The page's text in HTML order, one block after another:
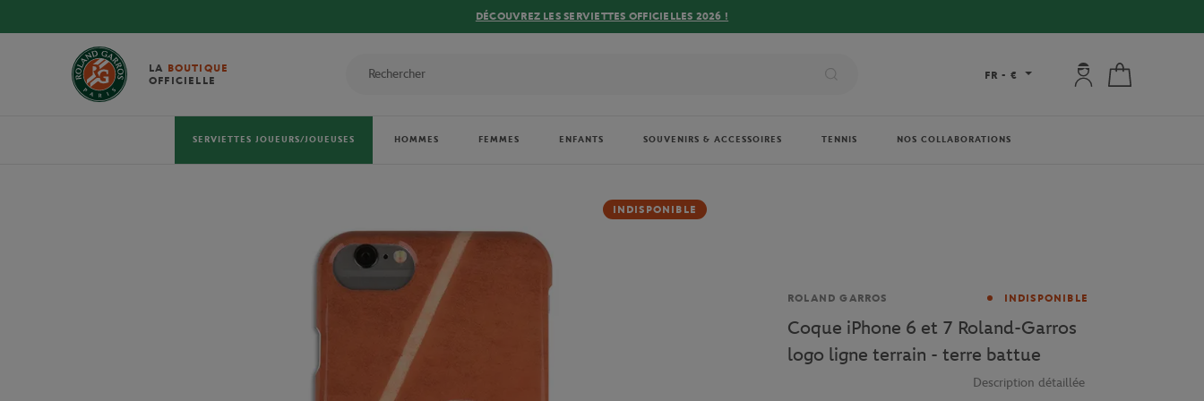
DÉCOUVREZ LES SERVIETTES OFFICIELLES 2026 !
LA BOUTIQUE
OFFICIELLE
FR - € Mon compte : se
SERVIETTES JOUEURS/JOUEUSES HOMMES FEMMES ENFANTS SOUVENIRS & ACCESSOIRES TENNIS NOS COLLABORATIONS
INDISPONIBLE
Marque
ROLAND GARROS INDISPONIBLE
Coque iPhone 6 et 7 Roland-Garros
logo ligne terrain - terre battue
Description détaillée